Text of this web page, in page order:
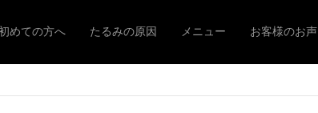
めての方へ たるみの原因 メニュー お客様のお声